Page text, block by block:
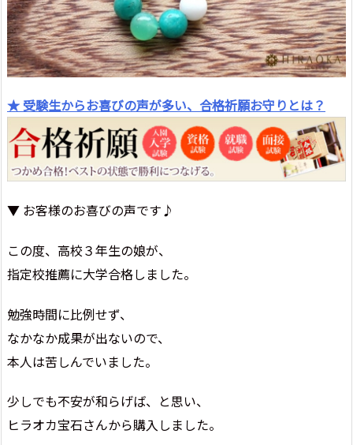
★ 受験生からお喜びの声が多い、合格祈願お守りとは？
▼ お客様のお喜びの声です♪
この度、高校３年生の娘が、
指定校推薦に大学合格しました。
勉強時間に比例せず、
なかなか成果が出ないので、
本人は苦しんでいました。
少しでも不安が和らげば、と思い、
ヒラオカ宝石さんから購入しました。